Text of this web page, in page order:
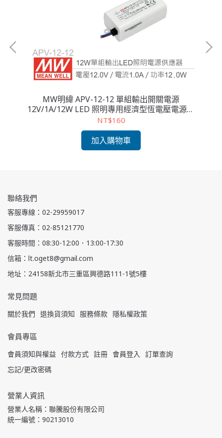
MW明緯 APV-12-12 單組輸出開關電源
12V/1A/12W LED 照明專用經濟型恆電壓電源供
應器
NT$160
加入購物車
聯絡我們
客服專線：02-29959017
客服傳真：02-85121770
客服時間：08:30-12:00．13:00-17:30
信箱：lt.oget8@gmail.com
地址：24158新北市三重區興德路111-1號5樓
常見問題
關於我們 退換貨須知 服務條款 隱私權政策
會員專區
會員須知與權益 付款方式 註冊 會員登入
訂單查詢
忘記/更改密碼
營業人資訊
營業人名稱：聯騰股份有限公司
統一編號：90213010